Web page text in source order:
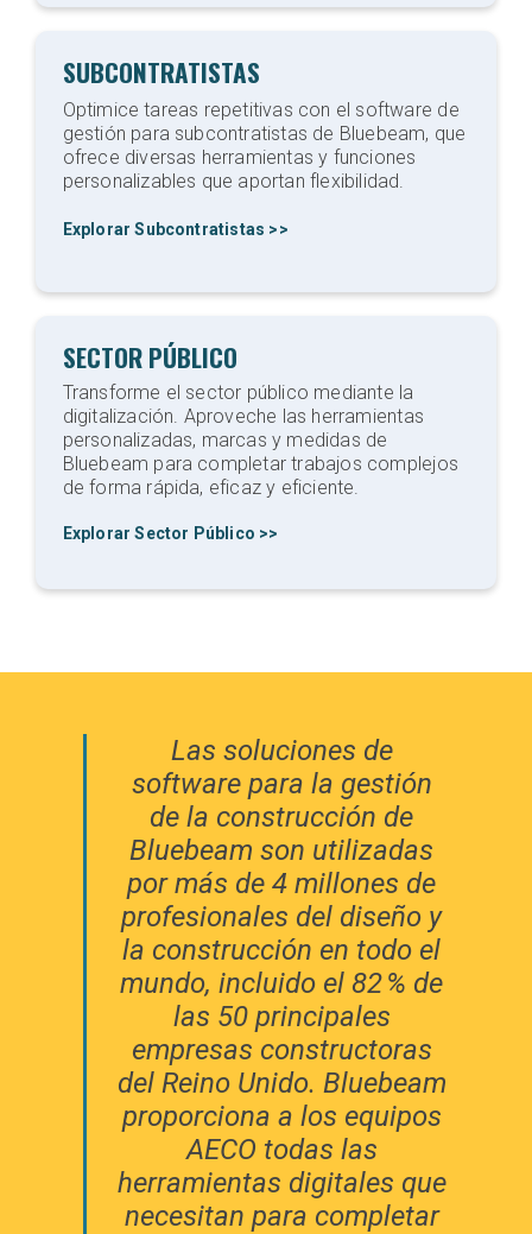
SUBCONTRATISTAS
Optimice tareas repetitivas con el software de
gestión para subcontratistas de Bluebeam, que
ofrece diversas herramientas y funciones
personalizables que aportan flexibilidad.
Explorar Subcontratistas >>
SECTOR PÚBLICO
Transforme el sector público mediante la
digitalización. Aproveche las herramientas
personalizadas, marcas y medidas de
Bluebeam para completar trabajos complejos
de forma rápida, eficaz y eficiente.
Explorar Sector Público >>
Las soluciones de
software para la gestión
de la construcción de
Bluebeam son utilizadas
por más de 4 millones de
profesionales del diseño y
la construcción en todo el
mundo, incluido el 82 % de
las 50 principales
empresas constructoras
del Reino Unido. Bluebeam
proporciona a los equipos
AECO todas las
herramientas digitales que
necesitan para completar